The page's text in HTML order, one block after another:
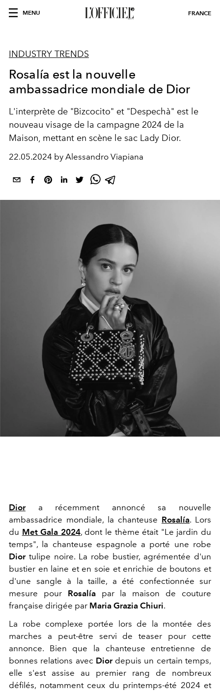
MENU FRANCE
INDUSTRY TRENDS
Rosalía est la nouvelle
ambassadrice mondiale de Dior
L'interprète de "Bizcocito" et "Despechà" est le
nouveau visage de la campagne 2024 de la
Maison, mettant en scène le sac Lady Dior.
22.05.2024 by Alessandro Viapiana
Diora récemment annoncé sa nouvelle
ambassadrice mondiale, la chanteuse Rosalía. Lors
du Met Gala 2024, dont le thème était "Le jardin du
temps", la chanteuse espagnole a porté une robe
Diortulipe noire. La robe bustier, agrémentée d'un
bustier en laine et en soie et enrichie de boutons et
d'une sangle à la taille, a été confectionnée sur
mesure pour Rosalíapar la maison de couture
française dirigée par Maria Grazia Chiuri.
La robe complexe portée lors de la montée des
marches a peut-être servi de teaser pour cette
annonce. Bien que la chanteuse entretienne de
bonnes relations avec Diordepuis un certain temps,
elle s'est assise au premier rang de nombreux
défilés, notamment ceux du printemps-été 2024 et